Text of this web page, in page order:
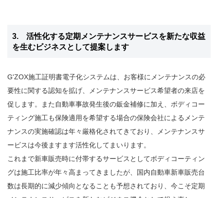
3. 活性化する定期メンテナンスサービスを新たな収益
を生むビジネスとして提案します
G'ZOX施工証明書電子化システムは、お客様にメンテナンスの必
要性に関する認知を拡げ、メンテナンスサービス希望者の来店を
促します。また自動車事故発生後の鈑金補修に加え、ボディコー
ティング施工も保険適用を希望する場合の保険会社によるメンテ
ナンスの実施確認は年々厳格化されてきており、メンテナンスサ
ービスは今後ますます活性化してまいります。
これまで新車販売時に付帯するサービスとしてボディコーティン
グは施工比率が年々高まってきましたが、国内自動車新車販売台
数は長期的に減少傾向となることも予想されており、今こそ定期